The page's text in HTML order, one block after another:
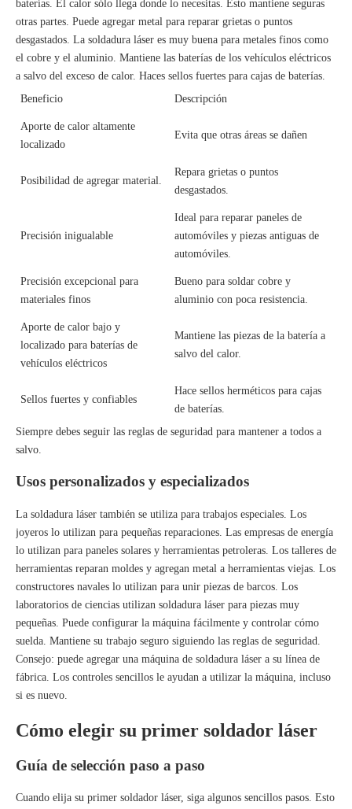
baterías. El calor sólo llega donde lo necesitas. Esto mantiene seguras
otras partes. Puede agregar metal para reparar grietas o puntos
desgastados. La soldadura láser es muy buena para metales finos como
el cobre y el aluminio. Mantiene las baterías de los vehículos eléctricos
a salvo del exceso de calor. Haces sellos fuertes para cajas de baterías.
Beneficio
Descripción
Aporte de calor altamente
localizado
Evita que otras áreas se dañen
Posibilidad de agregar material.
Repara grietas o puntos
desgastados.
Precisión inigualable
Ideal para reparar paneles de
automóviles y piezas antiguas de
automóviles.
Precisión excepcional para
materiales finos
Bueno para soldar cobre y
aluminio con poca resistencia.
Aporte de calor bajo y
localizado para baterías de
vehículos eléctricos
Mantiene las piezas de la batería a
salvo del calor.
Sellos fuertes y confiables
Hace sellos herméticos para cajas
de baterías.
Siempre debes seguir las reglas de seguridad para mantener a todos a
salvo.
Usos personalizados y especializados
La soldadura láser también se utiliza para trabajos especiales. Los
joyeros lo utilizan para pequeñas reparaciones. Las empresas de energía
lo utilizan para paneles solares y herramientas petroleras. Los talleres de
herramientas reparan moldes y agregan metal a herramientas viejas. Los
constructores navales lo utilizan para unir piezas de barcos. Los
laboratorios de ciencias utilizan soldadura láser para piezas muy
pequeñas. Puede configurar la máquina fácilmente y controlar cómo
suelda. Mantiene su trabajo seguro siguiendo las reglas de seguridad.
Consejo: puede agregar una máquina de soldadura láser a su línea de
fábrica. Los controles sencillos le ayudan a utilizar la máquina, incluso
si es nuevo.
Cómo elegir su primer soldador láser
Guía de selección paso a paso
Cuando elija su primer soldador láser, siga algunos sencillos pasos. Esto